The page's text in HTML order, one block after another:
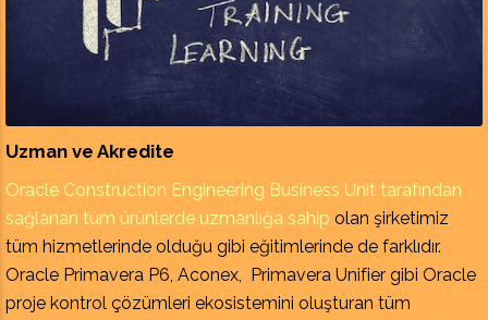
Uzman ve Akredite
Oracle Construction Engineering Business Unit tarafından
sağlanan tüm ürünlerde uzmanlığa sahip olan şirketimiz
tüm hizmetlerinde olduğu gibi eğitimlerinde de farklıdır.
Oracle Primavera P6, Aconex, Primavera Unifier gibi Oracle
proje kontrol çözümleri ekosistemini oluşturan tüm